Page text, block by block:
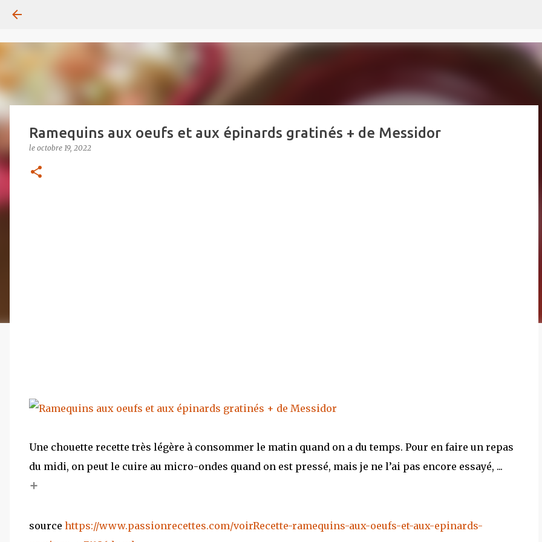
Ramequins aux oeufs et aux épinards gratinés + de Messidor
le octobre 19, 2022
Une chouette recette très légère à consommer le matin quand on a du temps. Pour en faire un repas
du midi, on peut le cuire au micro-ondes quand on est pressé, mais je ne l’ai pas encore essayé, ...
+
source https://www.passionrecettes.com/voirRecette-ramequins-aux-oeufs-et-aux-epinards-